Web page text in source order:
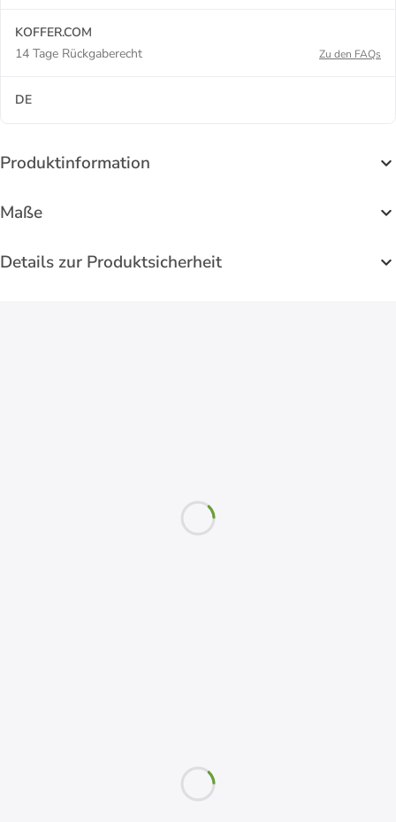
KOFFER.COM
14 Tage Rückgaberecht
Zu den FAQs
DE
Produktinformation
Maße
Details zur Produktsicherheit